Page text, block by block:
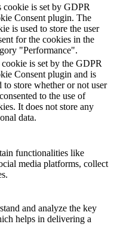
cookie is set by GDPR
Consent plugin. The
is used to store the user
for the cookies in the
"Performance".
is set by the GDPR
Consent plugin and is
to store whether or not user
to the use of
It does not store any
data.
functionalities like
media platforms, collect
and analyze the key
helps in delivering a